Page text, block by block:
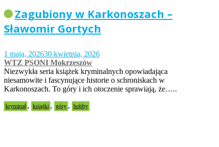
Zagubiony w Karkonoszach –
Sławomir Gortych
1 maja, 202630 kwietnia, 2026
WTZ PSONI Mokrzeszów
Niezwykła seria książek kryminalnych opowiadająca
niesamowite i fascynujące historie o schroniskach w
Karkonoszach. To góry i ich otoczenie sprawiają, że…..
kryminał , książki , góry , hobby